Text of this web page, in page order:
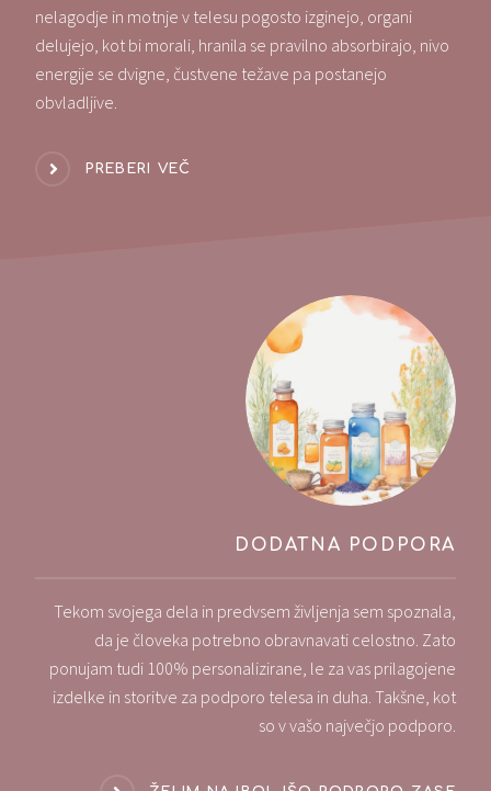
nelagodje in motnje v telesu pogosto izginejo, organi
delujejo, kot bi morali, hranila se pravilno absorbirajo, nivo
energije se dvigne, čustvene težave pa postanejo
obvladljive.
PREBERI VEČ
DODATNA PODPORA
Tekom svojega dela in predvsem življenja sem spoznala,
da je človeka potrebno obravnavati celostno. Zato
ponujam tudi 100% personalizirane, le za vas prilagojene
izdelke in storitve za podporo telesa in duha. Takšne, kot
so v vašo največjo podporo.